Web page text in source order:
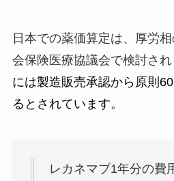
日本での薬価算定は、厚労
会保険医療協議会で検討され
には製造販売承認から原則
るとされています。
レカネマブ1年分の費